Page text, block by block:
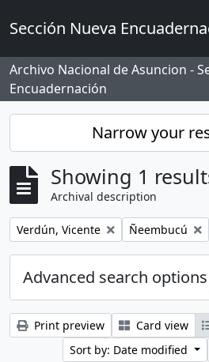
Sección Nueva
Archivo Nacional de Asuncion -
Encuadernación
Narrow your
Showing 1
Archival description
Remove filter:
Verdún, Vicente Remove filter:
Ñeembucú
Advanced search options
Print preview Card view
Sort by: Date modified